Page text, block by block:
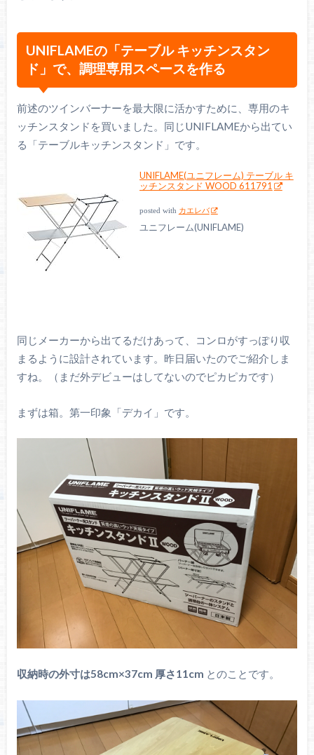
UNIFLAMEの「テーブル キッチンスタン
ド」で、調理専用スペースを作る
前述のツインバーナーを最大限に活かすために、専用のキ
ッチンスタンドを買いました。同じUNIFLAMEから出てい
る「テーブルキッチンスタンド」です。
UNIFLAME(ユニフレーム) テーブル キ
ッチンスタンド WOOD 611791
posted with カエレバ
ユニフレーム(UNIFLAME)
同じメーカーから出てるだけあって、コンロがすっぽり収
まるように設計されています。昨日届いたのでご紹介しま
すね。（まだ外デビューはしてないのでピカピカです）
まずは箱。第一印象「デカイ」です。
収納時の外寸は58cm×37cm 厚さ11cm とのことです。